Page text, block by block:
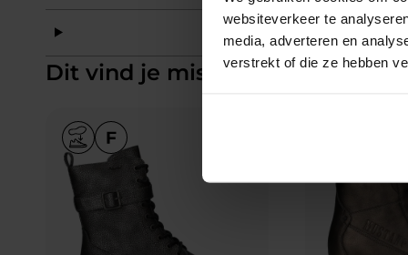
websiteverkeer te
media, adverteren en
verstrekt of die ze hebben
Dit vind je misschien ook leuk